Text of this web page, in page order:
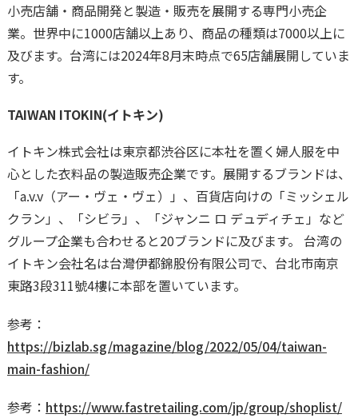
小売店舗・商品開発と製造・販売を展開する専門小売企
業。世界中に1000店舗以上あり、商品の種類は7000以上に
及びます。台湾には2024年8月末時点で65店舗展開していま
す。
TAIWAN ITOKIN(イトキン)
イトキン株式会社は東京都渋谷区に本社を置く婦人服を中
心とした衣料品の製造販売企業です。展開するブランドは、
「a.v.v（アー・ヴェ・ヴェ）」、百貨店向けの「ミッシェル
クラン」、「シビラ」、「ジャンニ ロ デュディチェ」など
グループ企業も合わせると20ブランドに及びます。 台湾の
イトキン会社名は台灣伊都錦股份有限公司で、台北市南京
東路3段311號4樓に本部を置いています。
参考：
https://bizlab.sg/magazine/blog/2022/05/04/taiwan-
main-fashion/
参考： https://www.fastretailing.com/jp/group/shoplist/